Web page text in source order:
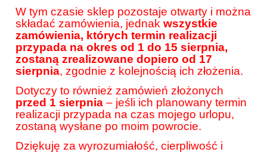
W tym czasie sklep pozostaje otwarty i można
składać zamówienia, jednak wszystkie
zamówienia, których termin realizacji
przypada na okres od 1 do 15 sierpnia,
zostaną zrealizowane dopiero od 17
sierpnia, zgodnie z kolejnością ich złożenia.
Dotyczy to również zamówień złożonych
przed 1 sierpnia – jeśli ich planowany termin
realizacji przypada na czas mojego urlopu,
zostaną wysłane po moim powrocie.
Dziękuję za wyrozumiałość, cierpliwość i